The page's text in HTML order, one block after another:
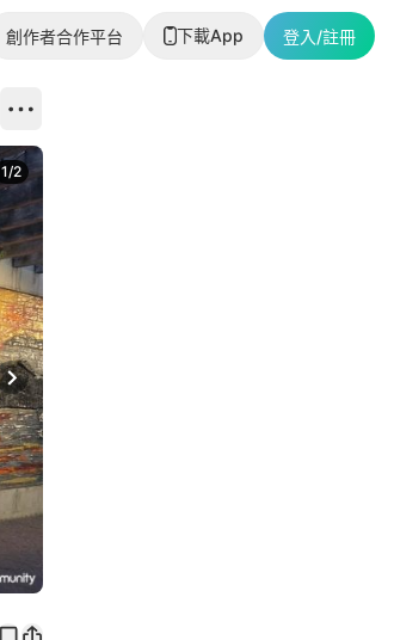
創作者合作平台 下載App 登入/註冊
Next slide
1/2